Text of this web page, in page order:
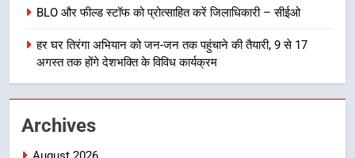
खेल महाकुंभ 2026ः 01 सितंबर से सजेगा
मुख्यमंत्री चौम्पियनशिप ट्रॉफी का मंच,
न्याय पंचायत से राज्य स्तर तक होगा
प्रतिभा का प्रदर्शन
उत्तराखण्ड
BLO और फील्ड स्टॉफ को प्रोत्साहित करें जिलाधिकारी – सीईओ
हर घर तिरंगा अभियान को जन-जन तक पहुंचाने की तैयारी, 9 से 17
अगस्त तक होंगे देशभक्ति के विविध कार्यक्रम
Archives